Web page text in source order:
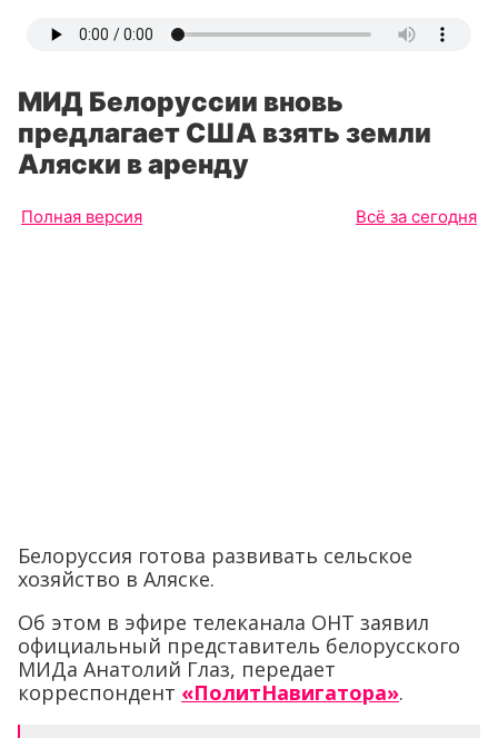
МИД Белоруссии вновь
предлагает США взять земли
Аляски в аренду
Полная версия Всё за сегодня
Белоруссия готова развивать сельское
хозяйство в Аляске.
Об этом в эфире телеканала ОНТ заявил
официальный представитель белорусского
МИДа Анатолий Глаз, передает
корреспондент «ПолитНавигатора».